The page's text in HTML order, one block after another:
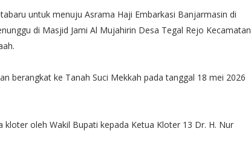
untuk menuju Asrama Haji Embarkasi Banjarmasin di
di Masjid Jami Al Mujahirin Desa Tegal Rejo Kecamatan
berangkat ke Tanah Suci Mekkah pada tanggal 18 mei 2026
oleh Wakil Bupati kepada Ketua Kloter 13 Dr. H. Nur